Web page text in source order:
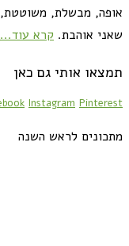
אופה, מבשלת,
שאני אוהבת. קרא עוד...
תמצאו אותי גם כאן
Instagram Pinterest
מתכונים לראש השנה